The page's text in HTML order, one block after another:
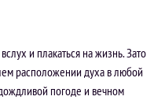
и плакаться на жизнь. Зато
расположении духа в любой
погоде и вечном